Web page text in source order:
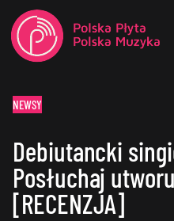
NEWSY
Debiutancki
Posłuchaj
[RECENZJA]